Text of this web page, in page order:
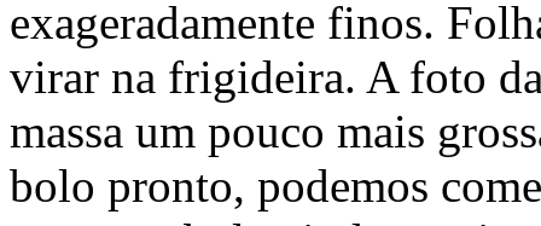
exageradamente finos.
virar na frigideira. A foto
massa um pouco mais
bolo pronto, podemos